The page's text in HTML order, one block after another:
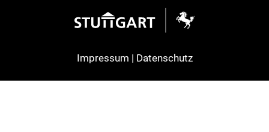
Impressum | Datenschutz